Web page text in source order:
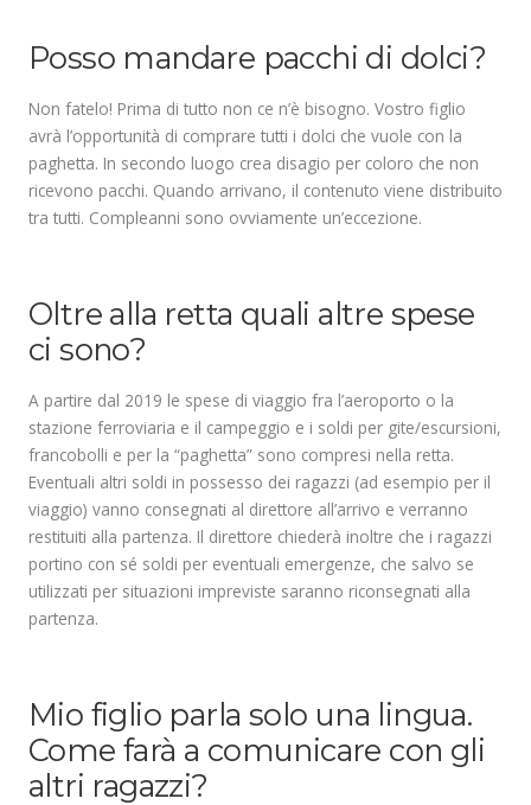
Posso mandare pacchi di dolci?
Non fatelo! Prima di tutto non ce n’è bisogno. Vostro figlio
avrà l’opportunità di comprare tutti i dolci che vuole con la
paghetta. In secondo luogo crea disagio per coloro che non
ricevono pacchi. Quando arrivano, il contenuto viene distribuito
tra tutti. Compleanni sono ovviamente un’eccezione.
Oltre alla retta quali altre spese
ci sono?
A partire dal 2019 le spese di viaggio fra l’aeroporto o la
stazione ferroviaria e il campeggio e i soldi per gite/escursioni,
francobolli e per la “paghetta” sono compresi nella retta.
Eventuali altri soldi in possesso dei ragazzi (ad esempio per il
viaggio) vanno consegnati al direttore all’arrivo e verranno
restituiti alla partenza. Il direttore chiederà inoltre che i ragazzi
portino con sé soldi per eventuali emergenze, che salvo se
utilizzati per situazioni impreviste saranno riconsegnati alla
partenza.
Mio figlio parla solo una lingua.
Come farà a comunicare con gli
altri ragazzi?